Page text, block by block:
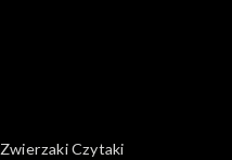
Zwierzaki Czytaki